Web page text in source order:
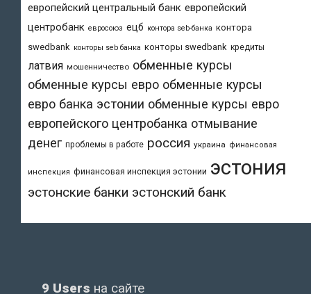
европейский центральный банк европейский
центробанк евросоюз ецб контора seb-банка контора
swedbank конторы seb банка конторы swedbank кредиты
латвия мошенничество обменные курсы
обменные курсы евро обменные курсы
евро банка эстонии обменные курсы евро
европейского центробанка отмывание
денег проблемы в работе россия украина финансовая
инспекция финансовая инспекция эстонии эстония
эстонские банки эстонский банк
9 Users на сайте